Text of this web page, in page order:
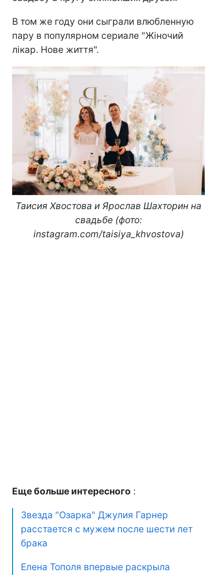
В том же году они сыграли влюбленную
пару в популярном сериале "Жіночий
лікар. Нове життя".
Таисия Хвостова и Ярослав Шахторин на
свадьбе (фото:
instagram.com/taisiya_khvostova)
Еще больше интересного :
Звезда "Озарка" Джулия Гарнер
расстается с мужем после шести лет
брака
Елена Тополя впервые раскрыла